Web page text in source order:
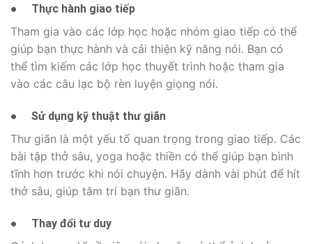
● Thực hành giao tiếp
Tham gia vào các lớp học hoặc nhóm giao tiếp có thể
giúp bạn thực hành và cải thiện kỹ năng nói. Bạn có
thể tìm kiếm các lớp học thuyết trình hoặc tham gia
vào các câu lạc bộ rèn luyện giọng nói.
● Sử dụng kỹ thuật thư giãn
Thư giãn là một yếu tố quan trọng trong giao tiếp. Các
bài tập thở sâu, yoga hoặc thiền có thể giúp bạn bình
tĩnh hơn trước khi nói chuyện. Hãy dành vài phút để hít
thở sâu, giúp tâm trí bạn thư giãn.
● Thay đổi tư duy